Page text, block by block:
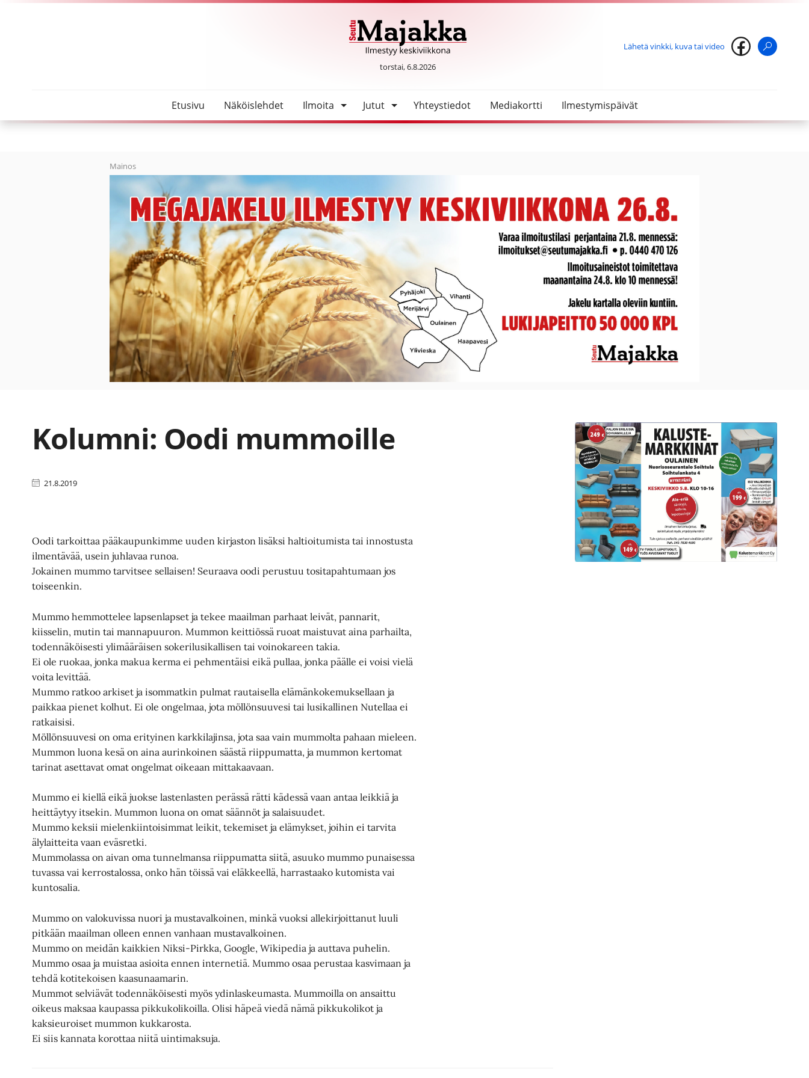
SeutuMajakka
torstai, 6.8.2026
Lähetä vinkki, kuva tai video
Etusivu Näköislehdet Ilmoita Jutut Yhteystiedot Mediakortti Ilmestymispäivät
Mainos
Kolumni: Oodi mummoille
21.8.2019
Oodi tarkoittaa pääkaupunkimme uuden kirjaston lisäksi haltioitumista tai innostusta
ilmentävää, usein juhlavaa runoa.
Jokainen mummo tarvitsee sellaisen! Seuraava oodi perustuu tositapahtumaan jos
toiseenkin.
Mummo hemmottelee lapsenlapset ja tekee maailman parhaat leivät, pannarit,
kiisselin, mutin tai mannapuuron. Mummon keittiössä ruoat maistuvat aina parhailta,
todennäköisesti ylimääräisen sokerilusikallisen tai voinokareen takia.
Ei ole ruokaa, jonka makua kerma ei pehmentäisi eikä pullaa, jonka päälle ei voisi vielä
voita levittää.
Mummo ratkoo arkiset ja isommatkin pulmat rautaisella elämänkokemuksellaan ja
paikkaa pienet kolhut. Ei ole ongelmaa, jota möllönsuuvesi tai lusikallinen Nutellaa ei
ratkaisisi.
Möllönsuuvesi on oma erityinen karkkilajinsa, jota saa vain mummolta pahaan mieleen.
Mummon luona kesä on aina aurinkoinen säästä riippumatta, ja mummon kertomat
tarinat asettavat omat ongelmat oikeaan mittakaavaan.
Mummo ei kiellä eikä juokse lastenlasten perässä rätti kädessä vaan antaa leikkiä ja
heittäytyy itsekin. Mummon luona on omat säännöt ja salaisuudet.
Mummo keksii mielenkiintoisimmat leikit, tekemiset ja elämykset, joihin ei tarvita
älylaitteita vaan eväsretki.
Mummolassa on aivan oma tunnelmansa riippumatta siitä, asuuko mummo punaisessa
tuvassa vai kerrostalossa, onko hän töissä vai eläkkeellä, harrastaako kutomista vai
kuntosalia.
Mummo on valokuvissa nuori ja mustavalkoinen, minkä vuoksi allekirjoittanut luuli
pitkään maailman olleen ennen vanhaan mustavalkoinen.
Mummo on meidän kaikkien Niksi-Pirkka, Google, Wikipedia ja auttava puhelin.
Mummo osaa ja muistaa asioita ennen internetiä. Mummo osaa perustaa kasvimaan ja
tehdä kotitekoisen kaasunaamarin.
Mummot selviävät todennäköisesti myös ydinlaskeumasta. Mummoilla on ansaittu
oikeus maksaa kaupassa pikkukolikoilla. Olisi häpeä viedä nämä pikkukolikot ja
kaksieuroiset mummon kukkarosta.
Ei siis kannata korottaa niitä uintimaksuja.